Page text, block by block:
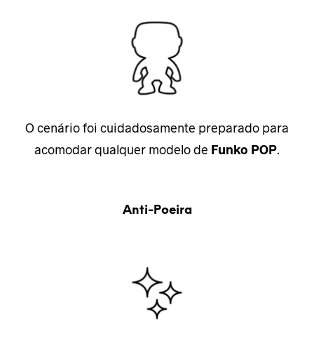
O cenário foi cuidadosamente preparado para
acomodar qualquer modelo de Funko POP.
Anti-Poeira